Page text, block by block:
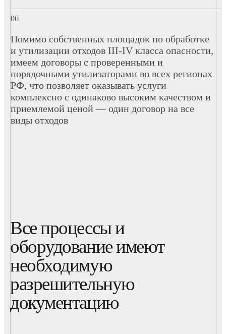
Помимо собственных площадок по обработке
и утилизации отходов III-IV класса опасности,
имеем договоры с проверенными и
порядочными утилизаторами во всех регионах
РФ, что позволяет оказывать услуги
комплексно с одинаково высоким качеством и
приемлемой ценой — один договор на все
виды отходов
Все процессы и
оборудование имеют
необходимую
разрешительную
документацию